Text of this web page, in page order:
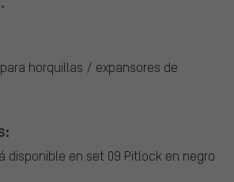
horquillas / expansores de
disponible en set 09 Pitlock en negro